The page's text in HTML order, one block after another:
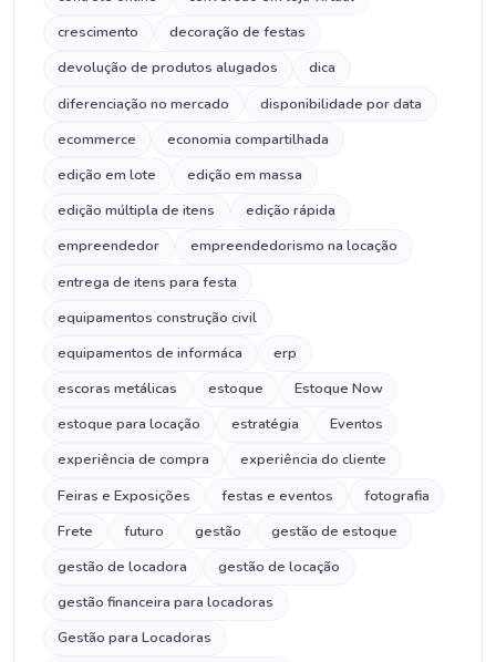
crescimento
decoração de festas
devolução de produtos alugados
dica
diferenciação no mercado
disponibilidade por data
ecommerce
economia compartilhada
edição em lote
edição em massa
edição múltipla de itens
edição rápida
empreendedor
empreendedorismo na locação
entrega de itens para festa
equipamentos construção civil
equipamentos de informáca
erp
escoras metálicas
estoque
Estoque Now
estoque para locação
estratégia
Eventos
experiência de compra
experiência do cliente
Feiras e Exposições
festas e eventos
fotografia
Frete
futuro gestão
gestão de estoque
gestão de locadora
gestão de locação
gestão financeira para locadoras
Gestão para Locadoras